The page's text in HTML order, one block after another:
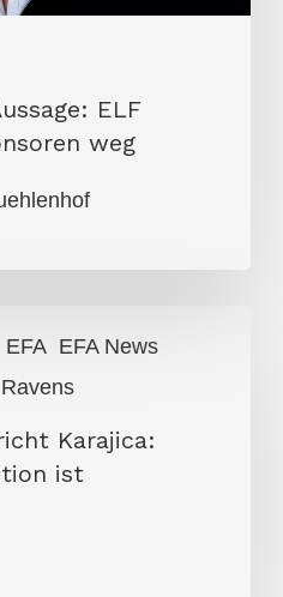
ELF
weg
EFA EFA News
Karajica:
ist